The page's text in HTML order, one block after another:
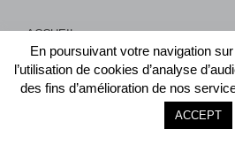
ACCUEIL
CONTACT
CONDITIONS GÉNÉRALES DE VENTE
En poursuivant votre navigation
l’utilisation de cookies d’analyse
des fins d’amélioration de nos
ACCEPT
Être